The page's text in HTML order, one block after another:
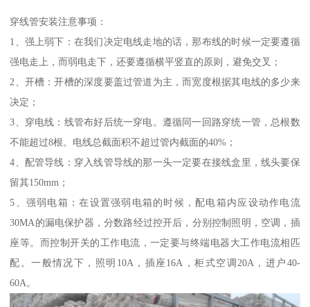
穿线管安装注意事项：
1、强上弱下：在我们决定电线走地的话，那布线的时候一定要遵循
强电走上，而弱电走下，还要遵循横平竖直的原则，避免交叉；
2、开槽：开槽的深度要盖过管道为主，而宽度根据其电线的多少来
决定；
3、穿电线：线管布好后统一穿电。遵循同一回路穿统一管，总根数
不能超过8根。电线总截面积不超过管内截面的40%；
4、配管导线：穿入线管导线的那一头一定要在接线盒里，线头要保
留其150mm；
5、强弱电箱：在设置强弱电箱的时候，配电箱内应设动作电流
30MA的漏电保护器，分数路经过控开后，分别控制照明，空调，插
座等。而控制开关的工作电流，一定要与终端电器大工作电流相匹
配。一般情况下，照明10A，插座16A，柜式空调20A，进户40-
60A。